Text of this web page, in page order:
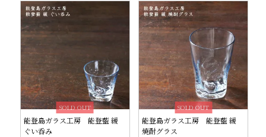
SOLD OUT
能登島ガラス工房 能登藍 緩
ぐい呑み
SOLD OUT
能登島ガラス工房 能登藍 緩
焼酎グラス